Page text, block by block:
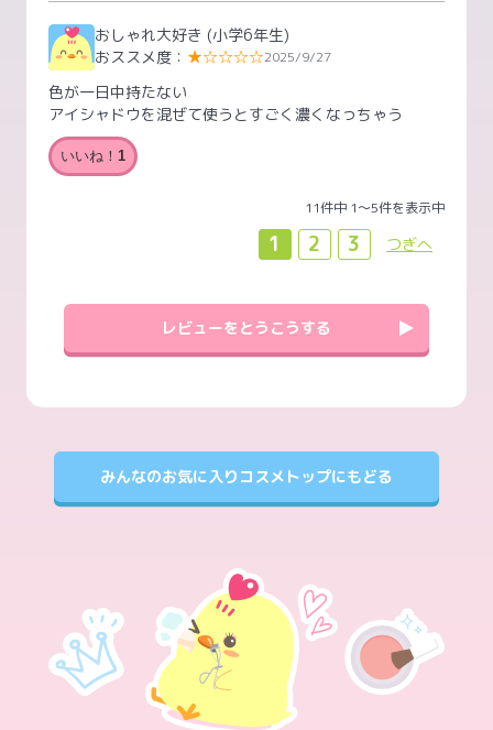
おしゃれ大好き (小学6年生)
おススメ度： ★☆☆☆☆2025/9/27
色が一日中持たない
アイシャドウを混ぜて使うとすごく濃くなっちゃう
いいね！ 1
11件中 1〜5件を表示中
1 2 3 つぎへ
レビューをとうこうする
みんなのお気に入りコスメトップにもどる